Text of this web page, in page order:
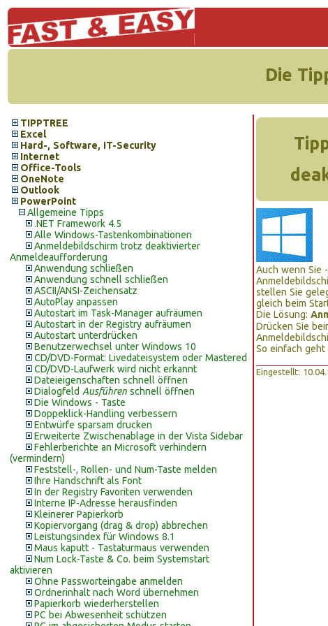
Die
TIPPTREE
Excel
Hard-, Software, IT-Security
Internet
Office-Tools
OneNote
Outlook
PowerPoint
Allgemeine Tipps
.NET Framework 4.5
Alle Windows-Tastenkombinationen
Anmeldebildschirm trotz deaktivierter
Anmeldeaufforderung
Anwendung schließen
Anwendung schnell schließen
ASCII/ANSI-Zeichensatz
AutoPlay anpassen
Autostart im Task-Manager aufräumen
Autostart in der Registry aufräumen
Autostart unterdrücken
Benutzerwechsel unter Windows 10
CD/DVD-Format: Livedateisystem oder Mastered
CD/DVD-Laufwerk wird nicht erkannt
Dateieigenschaften schnell öffnen
Dialogfeld Ausführen schnell öffnen
Die Windows - Taste
Doppeklick-Handling verbessern
Entwürfe sparsam drucken
Erweiterte Zwischenablage in der Vista Sidebar
Fehlerberichte an Microsoft verhindern
(vermindern)
Feststell-, Rollen- und Num-Taste melden
Ihre Handschrift als Font
In der Registry Favoriten verwenden
Interne IP-Adresse herausfinden
Kleinerer Papierkorb
Kopiervorgang (drag & drop) abbrechen
Leistungsindex für Windows 8.1
Maus kaputt - Tastaturmaus verwenden
Num Lock-Taste & Co. beim Systemstart
aktivieren
Ohne Passworteingabe anmelden
Ordnerinhalt nach Word übernehmen
Papierkorb wiederherstellen
PC bei Abwesenheit schützen
Auch wenn Sie
stellen Sie
gleich beim
Die Lösung:
Drücken Sie
So einfach geht
Eingestellt: